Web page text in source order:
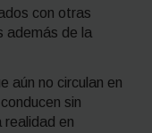
con otras
además de la
aún no circulan en
sin
realidad en